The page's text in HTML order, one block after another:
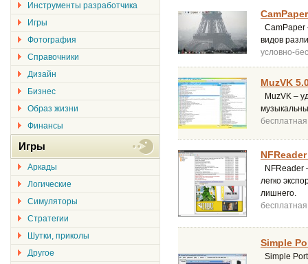
CamPaper
видов
условно-
MuzVK
MuzVK –
бесплатная
NFReader
легко
лишнего.
бесплатная
Simple
Simple
Инструменты разработчика
Игры
Фотография
Справочники
Дизайн
Бизнес
Образ жизни
Финансы
Игры
Аркады
Логические
Симуляторы
Стратегии
Шутки, приколы
Другое